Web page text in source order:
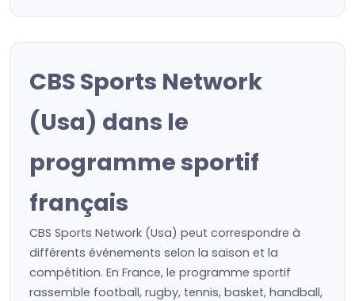
CBS Sports Network
(Usa) dans le
programme sportif
français
CBS Sports Network (Usa) peut correspondre à
différents événements selon la saison et la
compétition. En France, le programme sportif
rassemble football, rugby, tennis, basket, handball,